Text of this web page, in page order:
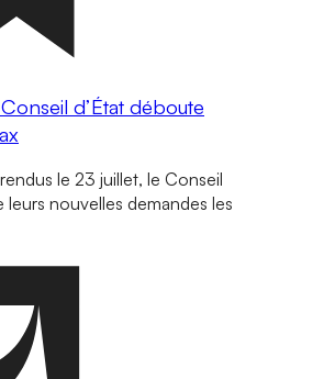
d’État déboute
le 23 juillet, le Conseil
leurs nouvelles demandes les